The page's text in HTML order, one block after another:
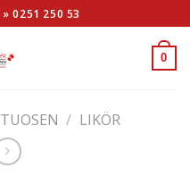
»0251 250 53
0
/ LIKÖR